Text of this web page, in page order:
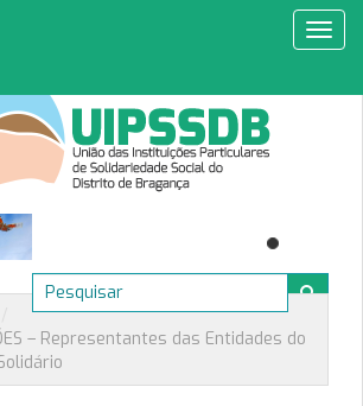
– Representantes das Entidades do